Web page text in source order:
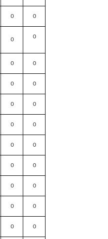
0 0
0 0
0 0
0 0
0 0
0 0
0 0
0 0
0 0
0 0
0 0